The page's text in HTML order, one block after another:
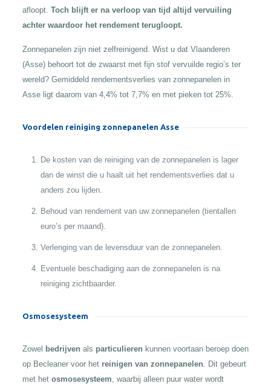
afloopt. Toch blijft er na verloop van tijd altijd vervuiling
achter waardoor het rendement terugloopt.
Zonnepanelen zijn niet zelfreinigend. Wist u dat Vlaanderen
(Asse) behoort tot de zwaarst met fijn stof vervuilde regio’s ter
wereld? Gemiddeld rendementsverlies van zonnepanelen in
Asse ligt daarom van 4,4% tot 7,7% en met pieken tot 25%.
Voordelen reiniging zonnepanelen Asse
De kosten van de reiniging van de zonnepanelen is lager
dan de winst die u haalt uit het rendementsverlies dat u
anders zou lijden.
Behoud van rendement van uw zonnepanelen (tientallen
euro’s per maand).
Verlenging van de levensduur van de zonnepanelen.
Eventuele beschadiging aan de zonnepanelen is na
reiniging zichtbaarder.
Osmosesysteem
Zowel bedrijven als particulieren kunnen voortaan beroep doen
op Becleaner voor het reinigen van zonnepanelen. Dit gebeurt
met het osmosesysteem, waarbij alleen puur water wordt